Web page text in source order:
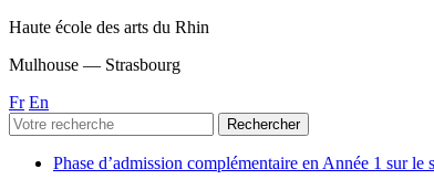
Haute école des arts du Rhin
Mulhouse — Strasbourg
Fr En
Phase d’admission complémentaire en Année 1 sur le